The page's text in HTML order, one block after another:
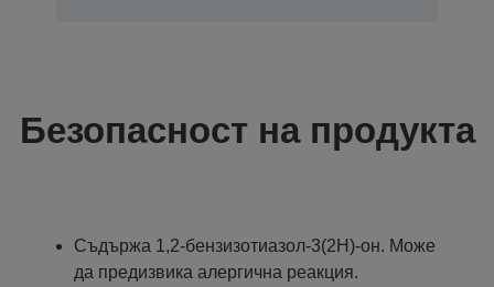
Безопасност на продукта
Съдържа 1,2-бензизотиазол-3(2H)-oн. Може
да предизвика алергична реакция.